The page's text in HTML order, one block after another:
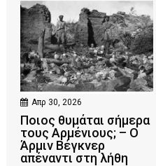
Απρ 30, 2026
Ποιος θυμάται σήμερα
τους Αρμένιους; – Ο
Άρμιν Βέγκνερ
απέναντι στη λήθη